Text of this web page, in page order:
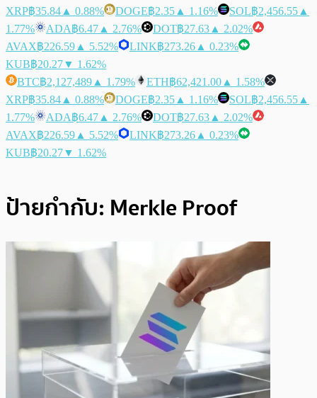
XRP฿35.84 ▲ 0.88% DOGE฿2.35 ▲ 1.16% SOL฿2,456.55 ▲
1.77%
ADA฿6.47 ▲ 2.76% DOT฿27.63 ▲ 2.02%
AVAX฿226.59 ▲ 5.52% LINK฿273.26 ▲ 0.23%
KUB฿20.27▼ 1.62%
BTC฿2,127,489 ▲ 1.79% ETH฿62,421.00 ▲ 1.58%
XRP฿35.84 ▲ 0.88% DOGE฿2.35 ▲ 1.16% SOL฿2,456.55 ▲
1.77%
ADA฿6.47 ▲ 2.76% DOT฿27.63 ▲ 2.02%
AVAX฿226.59 ▲ 5.52% LINK฿273.26 ▲ 0.23%
KUB฿20.27▼ 1.62%
ป้ายกำกับ: Merkle Proof